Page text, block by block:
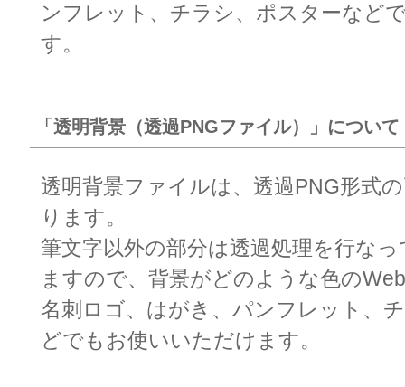
ンフレット、チラシ、ポスターなど
す。
「透明背景（透過PNGファイル）」について
透明背景ファイルは、透過PNG形式
ります。
筆文字以外の部分は透過処理を行な
ますので、背景がどのような色の
名刺ロゴ、はがき、パンフレット、
どでもお使いいただけます。